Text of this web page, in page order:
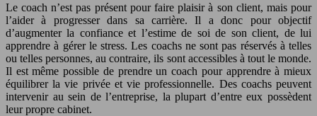
Le coach n’est pas présent pour faire plaisir à son client, mais pour
l’aider à progresser dans sa carrière. Il a donc pour objectif
d’augmenter la confiance et l’estime de soi de son client, de lui
apprendre à gérer le stress. Les coachs ne sont pas réservés à telles
ou telles personnes, au contraire, ils sont accessibles à tout le monde.
Il est même possible de prendre un coach pour apprendre à mieux
équilibrer la vie privée et vie professionnelle. Des coachs peuvent
intervenir au sein de l’entreprise, la plupart d’entre eux possèdent
leur propre cabinet.